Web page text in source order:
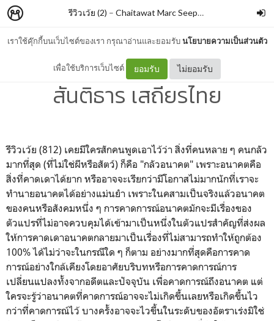
เราใช้คุ๊กกี้บนเว็บไซต์ของเรา กรุณาอ่านและยอมรับนโยบายความเป็นส่วนตัว
เพื่อใช้บริการเว็บไซต์ ยอมรับ ไม่ยอมรับ
รีวิวเว้ย (2) – Chaitawat Marc Seephongsai
เปลี่ยนปัจจุบันทันอนาคต By
สันติธาร เสถียรไทย
รีวิวเว้ย (812) เคยมีใครสักคนพูดเอาไว้ว่า สิ่งที่คนหลาย ๆ คนกลัว
มากที่สุด (ที่ไม่ใช่ผีหรือสัตว์) ก็คือ "กลัวอนาคต" เพราะอนาคตคือ
สิ่งที่คาดเดาได้ยาก หรืออาจจะเรียกว่ามีโอกาสไม่มากนักที่เราจะ
ทำนายอนาคตได้อย่างแม่นยำ เพราะในคสามเป็นจริงแล้วอนาคต
ของคนหรือสังคมหนึ่ง ๆ การคาดการณ์อนาคตมักจะมีเรื่องของ
ตัวแปรที่ไม่อาจควบคุมได้เข้ามาเป็นหนึ่งในตัวแปรสำคัญที่ส่งผล
ให้การคาดเดาอนาคตกลายมาเป็นเรื่องที่ไม่สามารถทำให้ถูกต้อง
100% ได้ไม่ว่าจะในกรณีใด ๆ ก็ตาม อย่างมากที่สุดคือการคาด
การณ์อย่างใกล้เคียงโดยอาศัยบริบทหรือการคาดการณ์การ
เปลี่ยนแปลงทั้งจากอดีตและปัจจุบัน เพื่อคาดการณ์ถึงอนาคต แต่
ใครจะรู้ว่าอนาคตที่คาดการณ์อาจจะไม่เกิดขึ้นเลยหรือเกิดขึ้นไว
กว่าที่คาดการณ์ไว้ บางครั้งอาจจะไวขึ้นในระดับของอัตราเร่งมิใช่